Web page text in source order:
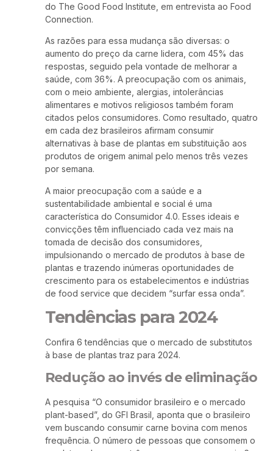
do The Good Food Institute, em entrevista ao Food
Connection.
As razões para essa mudança são diversas: o
aumento do preço da carne lidera, com 45% das
respostas, seguido pela vontade de melhorar a
saúde, com 36%. A preocupação com os animais,
com o meio ambiente, alergias, intolerâncias
alimentares e motivos religiosos também foram
citados pelos consumidores. Como resultado, quatro
em cada dez brasileiros afirmam consumir
alternativas à base de plantas em substituição aos
produtos de origem animal pelo menos três vezes
por semana.
A maior preocupação com a saúde e a
sustentabilidade ambiental e social é uma
característica do Consumidor 4.0. Esses ideais e
convicções têm influenciado cada vez mais na
tomada de decisão dos consumidores,
impulsionando o mercado de produtos à base de
plantas e trazendo inúmeras oportunidades de
crescimento para os estabelecimentos e indústrias
de food service que decidem “surfar essa onda”.
Tendências para 2024
Confira 6 tendências que o mercado de substitutos
à base de plantas traz para 2024.
Redução ao invés de eliminação
A pesquisa “O consumidor brasileiro e o mercado
plant-based”, do GFI Brasil, aponta que o brasileiro
vem buscando consumir carne bovina com menos
frequência. O número de pessoas que consomem o